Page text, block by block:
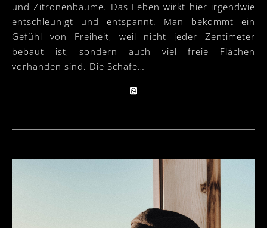
und Zitronenbäume. Das Leben wirkt hier irgendwie
entschleunigt und entspannt. Man bekommt ein
Gefühl von Freiheit, weil nicht jeder Zentimeter
bebaut ist, sondern auch viel freie Flächen
vorhanden sind. Die Schafe…